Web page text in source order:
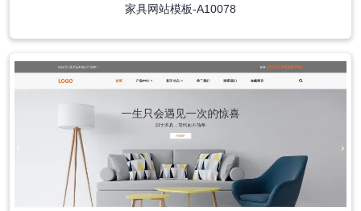
家具网站模板-A10078